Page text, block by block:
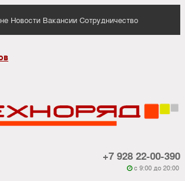
Новости Вакансии Сотрудничество
+7 928 22-00-390
 c 9:00 до 20:00